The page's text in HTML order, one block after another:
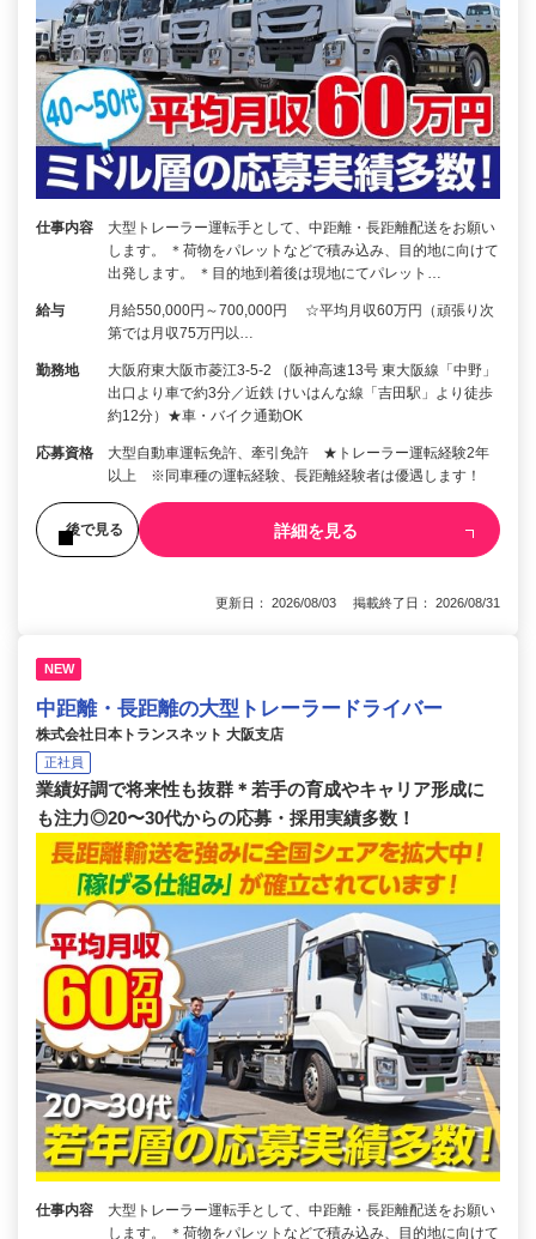
仕事内容
大型トレーラー運転手として、中距離・長距離配送をお願い
します。 ＊荷物をパレットなどで積み込み、目的地に向けて
出発します。 ＊目的地到着後は現地にてパレット…
給与
月給550,000円～700,000円 ☆平均月収60万円（頑張り次
第では月収75万円以…
勤務地
大阪府東大阪市菱江3-5-2 （阪神高速13号 東大阪線「中野」
出口より車で約3分／近鉄 けいはんな線「吉田駅」より徒歩
約12分）★車・バイク通勤OK
応募資格
大型自動車運転免許、牽引免許 ★トレーラー運転経験2年
以上 ※同車種の運転経験、長距離経験者は優遇します！
後で見る 詳細を見る
更新日： 2026/08/03 掲載終了日： 2026/08/31
NEW
中距離・長距離の大型トレーラードライバー
株式会社日本トランスネット 大阪支店
正社員
業績好調で将来性も抜群＊若手の育成やキャリア形成に
も注力◎20〜30代からの応募・採用実績多数！
仕事内容
大型トレーラー運転手として、中距離・長距離配送をお願い
します。 ＊荷物をパレットなどで積み込み、目的地に向けて